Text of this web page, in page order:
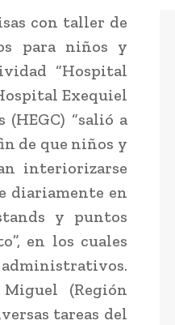
con taller de
para niños y
“Hospital
Exequiel
(HEGC) “salió a
de que niños y
interiorizarse
diariamente en
y puntos
en los cuales
(Región
tareas del